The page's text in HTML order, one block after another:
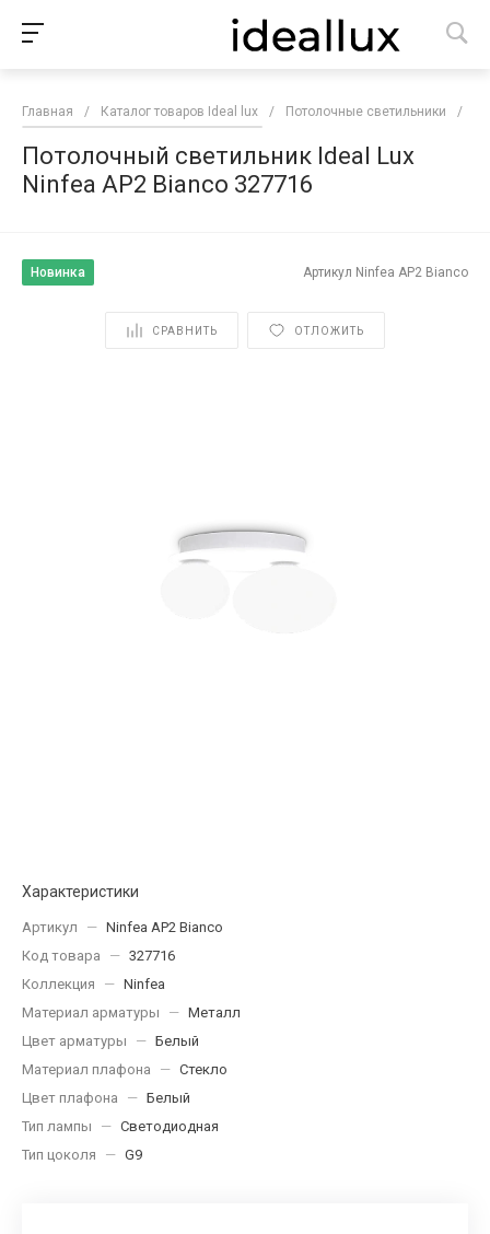
Главная / Каталог товаров Ideal lux / Потолочные светильники /
Потолочный светильник Ideal Lux
Ninfea AP2 Bianco 327716
Новинка Артикул Ninfea AP2 Bianco
СРАВНИТЬ ОТЛОЖИТЬ
Характеристики
Артикул — Ninfea AP2 Bianco
Код товара
— 327716
Коллекция
— Ninfea
Материал арматуры
— Металл
Цвет арматуры
— Белый
Материал плафона
— Стекло
Цвет плафона
— Белый
Тип лампы
— Светодиодная
Тип цоколя
— G9